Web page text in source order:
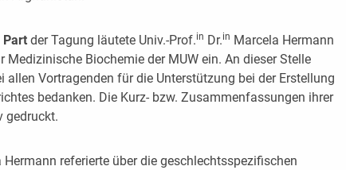
Partder Tagung läutete Univ.-Prof.in Dr.in Marcela Hermann
Medizinische Biochemie der MUW ein. An dieser Stelle
allen Vortragenden für die Unterstützung bei der Erstellung
bedanken. Die Kurz- bzw. Zusammenfassungen ihrer
gedruckt.
Hermann referierte über die geschlechtsspezifischen